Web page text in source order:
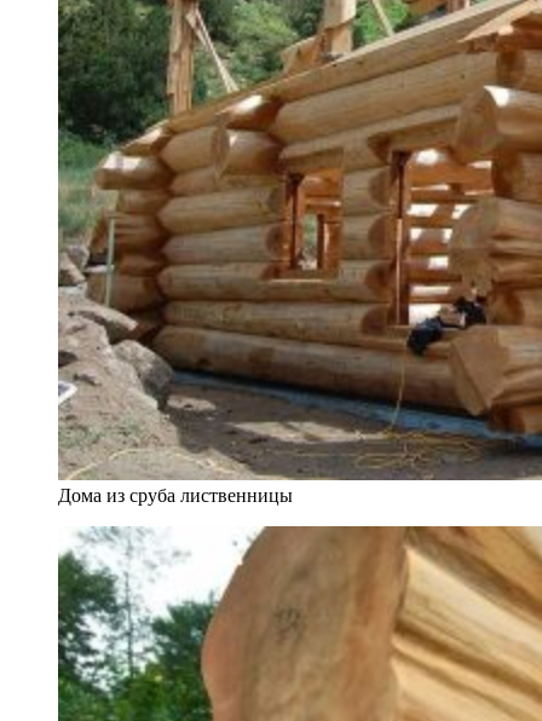
Дома из сруба лиственницы